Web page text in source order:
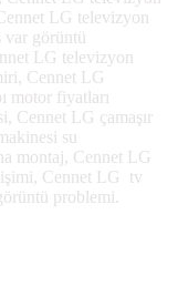
LG televizyon
var görüntü
LG televizyon
Cennet LG
motor fiyatları
Cennet LG çamaşır
su
montaj, Cennet LG
Cennet LG tv
problemi.